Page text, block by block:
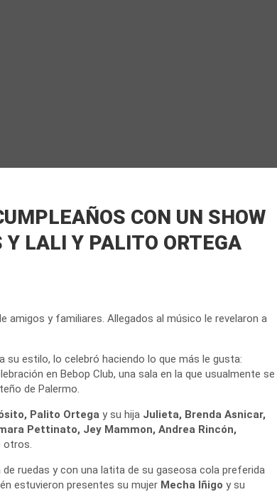
CON UN SHOW
Y LALI Y PALITO ORTEGA
amigos y familiares. Allegados al músico le revelaron a
su estilo, lo celebró haciendo lo que más le gusta:
en Bebop Club, una sala en la que usualmente se
de Palermo.
Palito Ortega y su hija Julieta, Brenda Asnicar,
Pettinato, Jey Mammon, Andrea Rincón,
otros.
ruedas y con una latita de su gaseosa cola preferida
estuvieron presentes su mujer Mecha Iñigo y su